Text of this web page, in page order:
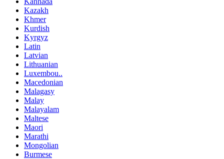
Kazakh
Khmer
Kurdish
Kyrgyz
Latin
Latvian
Lithuanian
Luxembou..
Macedonian
Malagasy
Malay
Malayalam
Maltese
Maori
Marathi
Mongolian
Burmese